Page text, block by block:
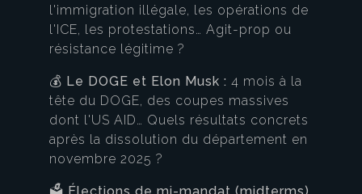
l'immigration illégale, les opérations de
l'ICE, les protestations… Agit-prop ou
résistance légitime ?
💰 Le DOGE et Elon Musk : 4 mois à la
tête du DOGE, des coupes massives
dont l'US AID… Quels résultats concrets
après la dissolution du département en
novembre 2025 ?